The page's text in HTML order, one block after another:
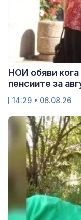
НОИ обяви кога
пенсиите за
14:29 • 06.08.26